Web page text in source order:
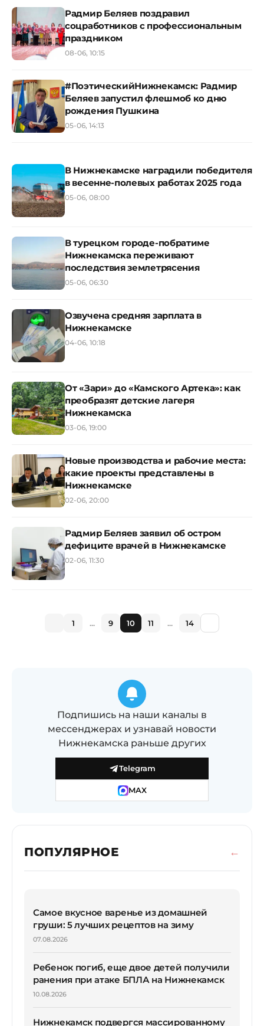
Радмир Беляев поздравил
соцработников с профессиональным
праздником
08-06, 10:15
#ПоэтическийНижнекамск: Радмир
Беляев запустил флешмоб ко дню
рождения Пушкина
05-06, 14:13
В Нижнекамске наградили победителя
в весенне-полевых работах 2025 года
05-06, 08:00
В турецком городе-побратиме
Нижнекамска переживают
последствия землетрясения
05-06, 06:30
Озвучена средняя зарплата в
Нижнекамске
04-06, 10:18
От «Зари» до «Камского Артека»: как
преобразят детские лагеря
Нижнекамска
03-06, 19:00
Новые производства и рабочие места:
какие проекты представлены в
Нижнекамске
02-06, 20:00
Радмир Беляев заявил об остром
дефиците врачей в Нижнекамске
02-06, 11:30
1 ... 9 10 11 ... 14
Подпишись на наши каналы в
мессенджерах и узнавай новости
Нижнекамска раньше других
Telegram
MAX
ПОПУЛЯРНОЕ
Самое вкусное варенье из домашней
груши: 5 лучших рецептов на зиму
07.08.2026
Ребенок погиб, еще двое детей получили
ранения при атаке БПЛА на Нижнекамск
10.08.2026
Нижнекамск подвергся массированному